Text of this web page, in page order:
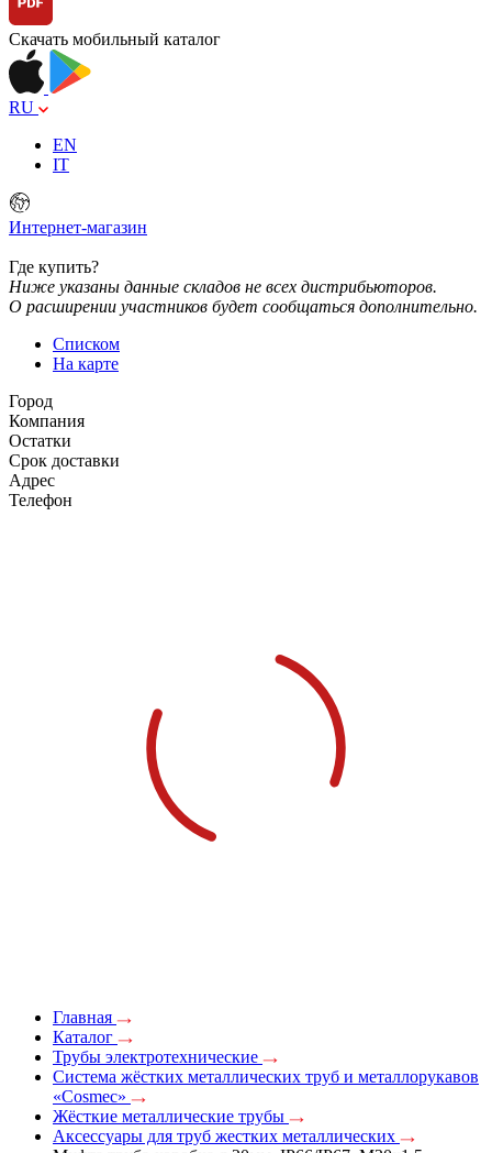
Скачать мобильный каталог
RU
EN
IT
Интернет-магазин
Где купить?
Ниже указаны данные складов не всех дистрибьюторов.
О расширении участников будет сообщаться дополнительно.
Списком
На карте
Город
Компания
Остатки
Срок доставки
Адрес
Телефон
Главная
Каталог
Трубы электротехнические
Система жёстких металлических труб и металлорукавов
«Cosmec»
Жёсткие металлические трубы
Аксессуары для труб жестких металлических